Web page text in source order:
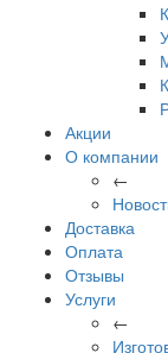
Акции
О компании
←
Доставка
Оплата
Отзывы
Услуги
←